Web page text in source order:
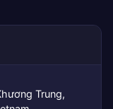
Trung,